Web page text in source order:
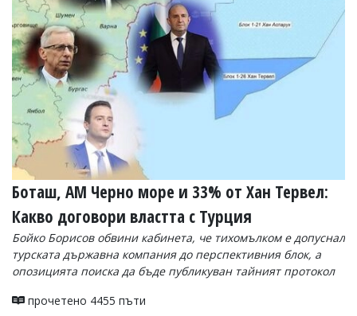
УКРАЙНА
СПОРТ
РАЗСЛЕДВАНЕ
БИЗНЕС
ЮГ
Управители:
Веселин
Василев,
email:
v.vasilev@flagman.bg
Катя
Касабова,
еmail:k.kassabova@flagman.bg
Главен
Иван
Боташ, АМ Черно море и 33% от Хан Тервел:
Какво договори властта с Турция
Бойко Борисов обвини кабинета, че тихомълком е допуснал
турската държавна компания до перспективния блок, а
опозицията поиска да бъде публикуван тайният протокол
прочетено 4455 пъти